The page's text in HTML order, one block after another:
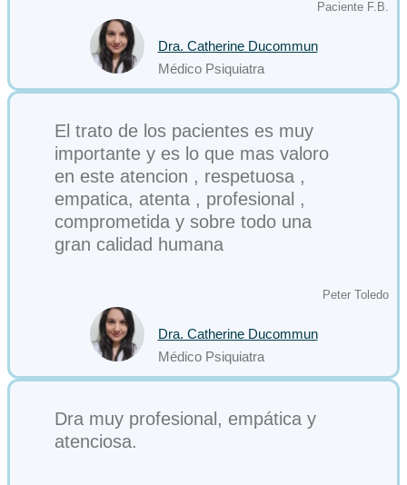
Paciente F.B.
Dra. Catherine Ducommun
Médico Psiquiatra
El trato de los pacientes es muy
importante y es lo que mas valoro
en este atencion , respetuosa ,
empatica, atenta , profesional ,
comprometida y sobre todo una
gran calidad humana
Peter Toledo
Dra. Catherine Ducommun
Médico Psiquiatra
Dra muy profesional, empática y
atenciosa.